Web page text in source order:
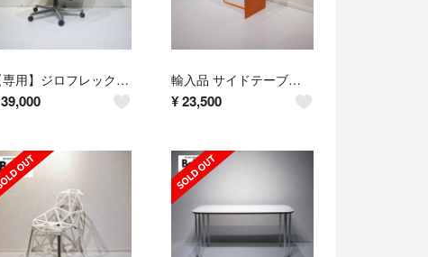
【専用】ジロフレックス ブラサ アームチェア デスクチェア ワークチェア
39,000
輸入品 サイドテーブル コーヒーテーブル メタル テーブル オレンジ
¥23,500